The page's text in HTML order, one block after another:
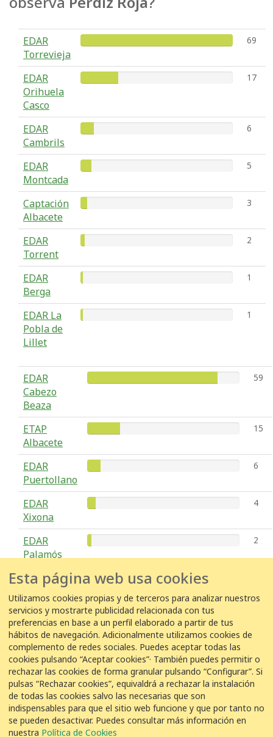
EDAR
Torrevieja
69
EDAR
Orihuela
Casco
17
EDAR
Cambrils
6
EDAR
Montcada
5
Captación
Albacete
3
EDAR
Torrent
2
EDAR
Berga
1
EDAR La
Pobla de
Lillet
1
EDAR
Cabezo
Beaza
59
ETAP
Albacete
15
EDAR
Puertollano
6
EDAR
Xixona
4
EDAR
Palamós
2
EDAR
Addaia
EDAR Sur
Oriental
EDAR
Benidorm
COLABORACIÓN
Esta página web usa cookies
Utilizamos cookies propias y de terceros para analizar nuestros
servicios y mostrarte publicidad relacionada con tus
preferencias en base a un perfil elaborado a partir de tus
hábitos de navegación. Adicionalmente utilizamos cookies de
complemento de redes sociales. Puedes aceptar todas las
cookies pulsando “Aceptar cookies”· También puedes permitir o
rechazar las cookies de forma granular pulsando “Configurar”. Si
pulsas “Rechazar cookies”, equivaldrá a rechazar la instalación
de todas las cookies salvo las necesarias que son
indispensables para que el sitio web funcione y que por tanto no
se pueden desactivar. Puedes consultar más información en
nuestra Política de Cookies